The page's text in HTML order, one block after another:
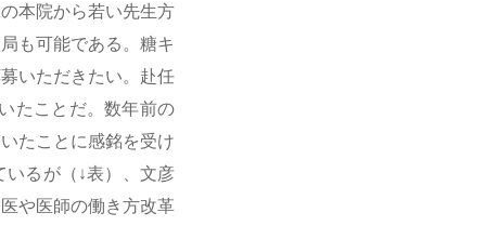
本院から若い先生方
も可能である。糖キ
いただきたい。赴任
たことだ。数年前の
たことに感銘を受け
いるが（↓表）、文彦
や医師の働き方改革